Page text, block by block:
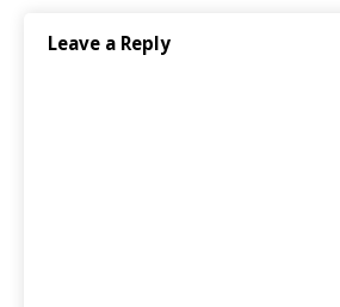
Leave a Reply